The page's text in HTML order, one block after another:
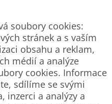
soubory cookies:
stránek a s vaším
obsahu a reklam,
médií a analýze
cookies. Informace
sdílíme se svými
inzerci a analýzy a